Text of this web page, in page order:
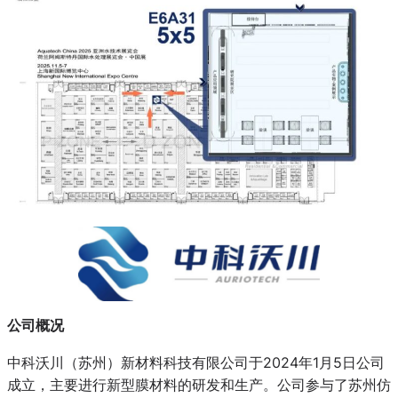
公司概况
中科沃川（苏州）新材料科技有限公司于2024年1月5日公司
成立，主要进行新型膜材料的研发和生产。公司参与了苏州仿